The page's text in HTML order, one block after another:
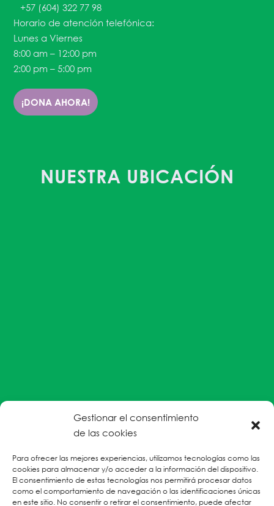
Gestionar el consentimiento
de las cookies
Para ofrecer las mejores experiencias, utilizamos tecnologías como las
cookies para almacenar y/o acceder a la información del dispositivo.
El consentimiento de estas tecnologías nos permitirá procesar datos
como el comportamiento de navegación o las identificaciones únicas
en este sitio. No consentir o retirar el consentimiento, puede afectar
+57 (604) 322 77 98
Horario de atención telefónica:
Lunes a Viernes
8:00 am – 12:00 pm
2:00 pm – 5:00 pm
¡DONA AHORA!
NUESTRA UBICACIÓN
#EnColectiva estamos comprometidas con la
parte del personal humanitario hacia personas
refugiadas, migrantes desplazadas internas y/o
victimas sobrevivientes de Violencias Basadas en